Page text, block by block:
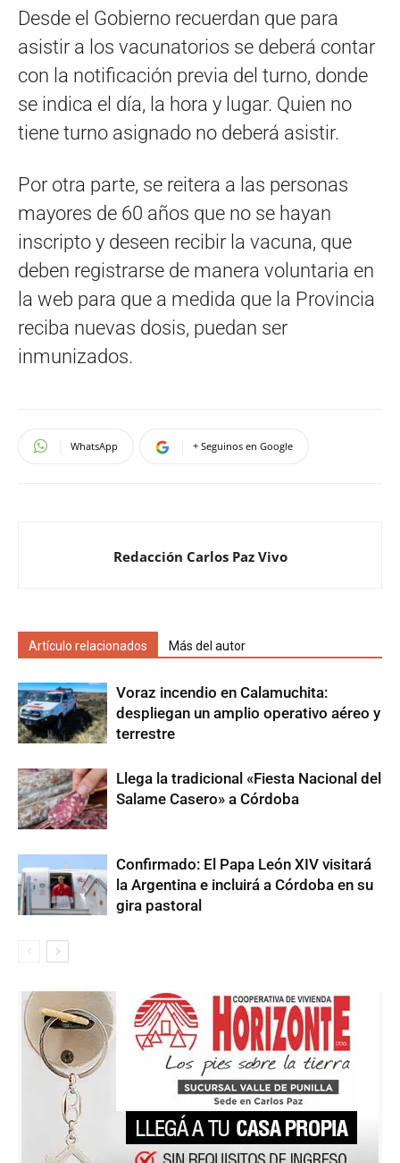
Desde el Gobierno recuerdan que para
asistir a los vacunatorios se deberá contar
con la notificación previa del turno, donde
se indica el día, la hora y lugar. Quien no
tiene turno asignado no deberá asistir.
Por otra parte, se reitera a las personas
mayores de 60 años que no se hayan
inscripto y deseen recibir la vacuna, que
deben registrarse de manera voluntaria en
la web para que a medida que la Provincia
reciba nuevas dosis, puedan ser
inmunizados.
WhatsApp + Seguinos en Google
Redacción Carlos Paz Vivo
Artículo relacionados Más del autor
Voraz incendio en Calamuchita:
despliegan un amplio operativo aéreo y
terrestre
Llega la tradicional «Fiesta Nacional del
Salame Casero» a Córdoba
Confirmado: El Papa León XIV visitará
la Argentina e incluirá a Córdoba en su
gira pastoral